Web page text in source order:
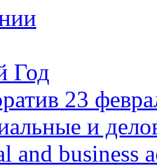
Год
23
и
and business